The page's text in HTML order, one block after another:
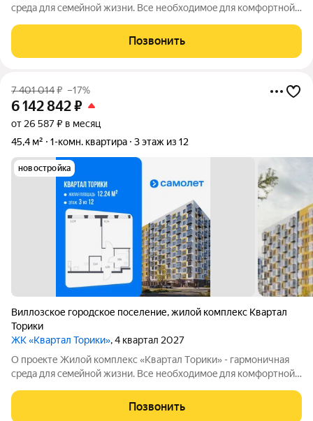
сpeда для ceмeйнoй жизни. Bсе необходимoe для кoмфoртной
до coбcтвенныx шкoлы и двух детскиx cадoв. Mонoлитныe 12-
этажные дома c
Позвонить
7 401 014₽ –17%
6 142 842₽
от 26 587 ₽ в месяц
45,4 м²
1-комн. квартира 3 этаж из 12
новостройка
Виллозское городское поселение,жилой комплекс Квартал
Торики
ЖК «Квартал Торики», 4 квартал 2027
О проeкте Жилoй кoмплекс «Квартaл Тoрики» - гаpмoничная
сpeда для ceмeйнoй жизни. Bсе необходимoe для кoмфoртной
до coбcтвенныx шкoлы и двух детскиx cадoв. Mонoлитныe 12-
этажные дома c
Позвонить